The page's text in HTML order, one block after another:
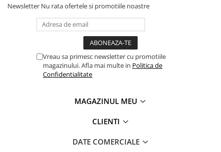
Accesorii pentru masini de gaurit
Accesorii pentru masini de slefuit
Accesorii pentru masini de taiat
Accesorii pentru mașini de găurit
Accesorii pentru strunguri
Accesorii masini de slefuit cutite
Accesorii pentru mașini de șlefuit
Newsletter Nu rata ofertele si promotiile noastre
Vreau sa primesc newsletter cu promotiile
magazinului. Afla mai multe in Politica de
Confidentialitate
MAGAZINUL MEU
CLIENTI
DATE COMERCIALE